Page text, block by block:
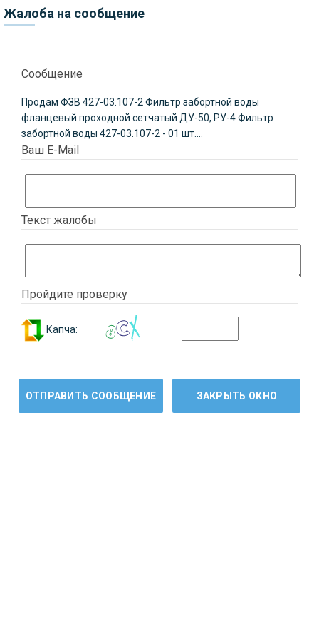
Жалоба на сообщение
Сообщение
Продам ФЗВ 427-03.107-2 Фильтр забортной воды
фланцевый проходной сетчатый ДУ-50, РУ-4 Фильтр
забортной воды 427-03.107-2 - 01 шт....
Ваш E-Mail
Текст жалобы
Пройдите проверку
Капча: